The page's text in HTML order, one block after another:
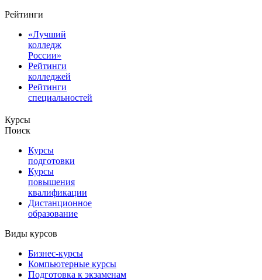
Рейтинги
«Лучший
колледж
России»
Рейтинги
колледжей
Рейтинги
специальностей
Курсы
Поиск
Курсы
подготовки
Курсы
повышения
квалификации
Дистанционное
образование
Виды курсов
Бизнес-курсы
Компьютерные курсы
Подготовка к экзаменам